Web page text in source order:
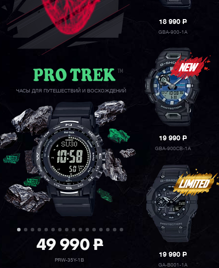
ЧАСЫ ДЛЯ ПУТЕШЕСТВИЙ И ВОСХОЖДЕНИЙ
49 990P
PRW-35Y-1B
18 990P
GBA-900-1A
19 990P
GBA-900CB-1A
19 990P
GA-B001-1A